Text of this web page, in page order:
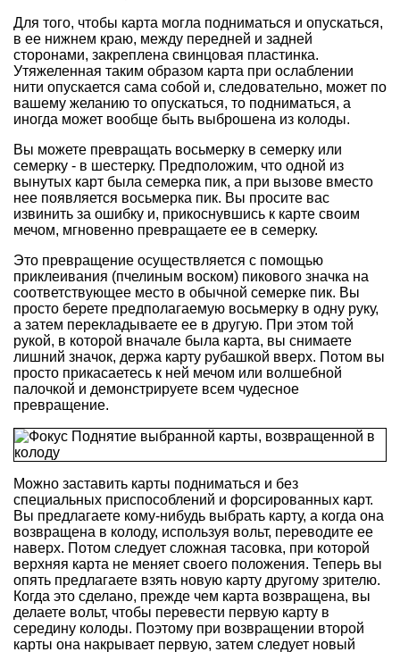
Для того, чтобы карта могла подниматься и опускаться,
в ее нижнем краю, между передней и задней
сторонами, закреплена свинцовая пластинка.
Утяжеленная таким образом карта при ослаблении
нити опускается сама собой и, следовательно, может по
вашему желанию то опускаться, то подниматься, а
иногда может вообще быть выброшена из колоды.
Вы можете превращать восьмерку в семерку или
семерку - в шестерку. Предположим, что одной из
вынутых карт была семерка пик, а при вызове вместо
нее появляется восьмерка пик. Вы просите вас
извинить за ошибку и, прикоснувшись к карте своим
мечом, мгновенно превращаете ее в семерку.
Это превращение осуществляется с помощью
приклеивания (пчелиным воском) пикового значка на
соответствующее место в обычной семерке пик. Вы
просто берете предполагаемую восьмерку в одну руку,
а затем перекладываете ее в другую. При этом той
рукой, в которой вначале была карта, вы снимаете
лишний значок, держа карту рубашкой вверх. Потом вы
просто прикасаетесь к ней мечом или волшебной
палочкой и демонстрируете всем чудесное
превращение.
Можно заставить карты подниматься и без
специальных приспособлений и форсированных карт.
Вы предлагаете кому-нибудь выбрать карту, а когда она
возвращена в колоду, используя вольт, переводите ее
наверх. Потом следует сложная тасовка, при которой
верхняя карта не меняет своего положения. Теперь вы
опять предлагаете взять новую карту другому зрителю.
Когда это сделано, прежде чем карта возвращена, вы
делаете вольт, чтобы перевести первую карту в
середину колоды. Поэтому при возвращении второй
карты она накрывает первую, затем следует новый